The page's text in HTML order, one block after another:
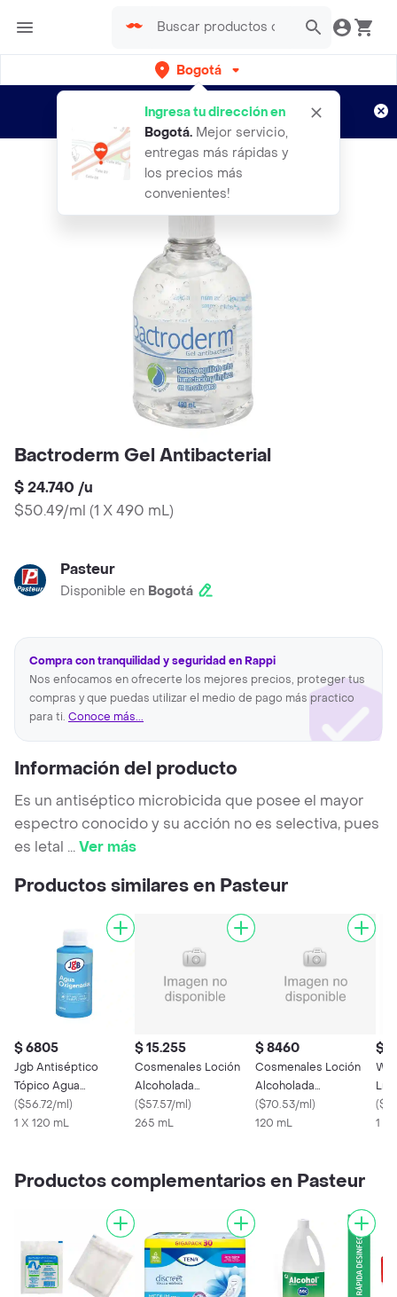
Bogotá
Ingresa tu dirección en
Bogotá. Mejor servicio,
entregas más rápidas y
los precios más
convenientes!
envíos gratis por semanas
Aplican TyC
Bactroderm Gel Antibacterial
$ 24.740 /u
$50.49/ml (1 X 490 mL)
Pasteur
Disponible en Bogotá
Compra con tranquilidad y seguridad en Rappi
Nos enfocamos en ofrecerte los mejores precios, proteger tus
compras y que puedas utilizar el medio de pago más practico
para ti. Conoce más...
Información del producto
Es un antiséptico microbicida que posee el mayor
espectro conocido y su acción no es selectiva, pues
es letal ...Ver más
Productos similares en Pasteur
$ 6805
Jgb Antiséptico
Tópico Agua
Oxigenada
($56.72/ml)
1 X 120 mL
$ 15.255
Cosmenales Loción
Alcoholada
Antibacterial
($57.57/ml)
265 mL
$ 8460
Cosmenales Loción
Alcoholada
Antibacterial
($70.53/ml)
120 mL
$
(
1 X
Productos complementarios en Pasteur